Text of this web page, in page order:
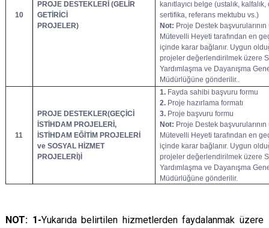
10
PROJE DESTEKLERİ (GELİR
GETİRİCİ
PROJELER)
kanıtlayıcı belge (ustalık,
sertifika, referans mektubu vs.)
Not: Proje Destek
Mütevelli Heyeti tarafından en
içinde karar bağlanır. Uygun
projeler değerlendirilmek üzere
Yardımlaşma ve Dayanışma
Müdürlüğüne gönderilir..
11
PROJE DESTEKLER(GEÇİCİ
İSTİHDAM PROJELERİ,
İSTİHDAM EĞİTİM PROJELERİ
ve SOSYAL HİZMET
PROJELERİ)
1. Fayda sahibi başvuru formu
2. Proje hazırlama formatı
3. Proje başvuru formu
Not: Proje Destek
Mütevelli Heyeti tarafından en
içinde karar bağlanır. Uygun
projeler değerlendirilmek üzere
Yardımlaşma ve Dayanışma
Müdürlüğüne gönderilir.
NOT: 1-Yukarıda belirtilen hizmetlerden faydalanmak üzere